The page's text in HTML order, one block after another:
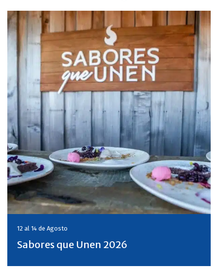
12 al 14 de Agosto
Sabores que Unen 2026